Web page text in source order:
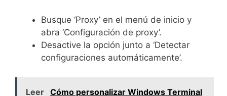
Busque ‘Proxy’ en el menú de inicio y
abra ‘Configuración de proxy’.
Desactive la opción junto a ‘Detectar
configuraciones automáticamente’.
Leer Cómo personalizar Windows Terminal